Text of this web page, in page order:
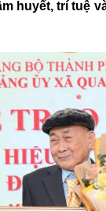
trí tuệ